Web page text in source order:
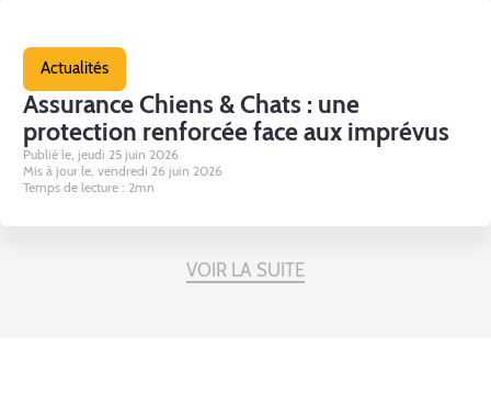
Actualités
Assurance Chiens & Chats : une
protection renforcée face aux imprévus
Publié le, jeudi 25 juin 2026
Mis à jour le, vendredi 26 juin 2026
Temps de lecture : 2mn
VOIR LA SUITE